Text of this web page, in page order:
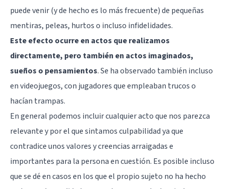
puede venir (y de hecho es lo más frecuente) de pequeñas
mentiras, peleas, hurtos o incluso infidelidades.
Este efecto ocurre en actos que realizamos
directamente, pero también en actos imaginados,
sueños o pensamientos. Se ha observado también incluso
en videojuegos, con jugadores que empleaban trucos o
hacían trampas.
En general podemos incluir cualquier acto que nos parezca
relevante y por el que sintamos culpabilidad ya que
contradice unos valores y creencias arraigadas e
importantes para la persona en cuestión. Es posible incluso
que se dé en casos en los que el propio sujeto no ha hecho